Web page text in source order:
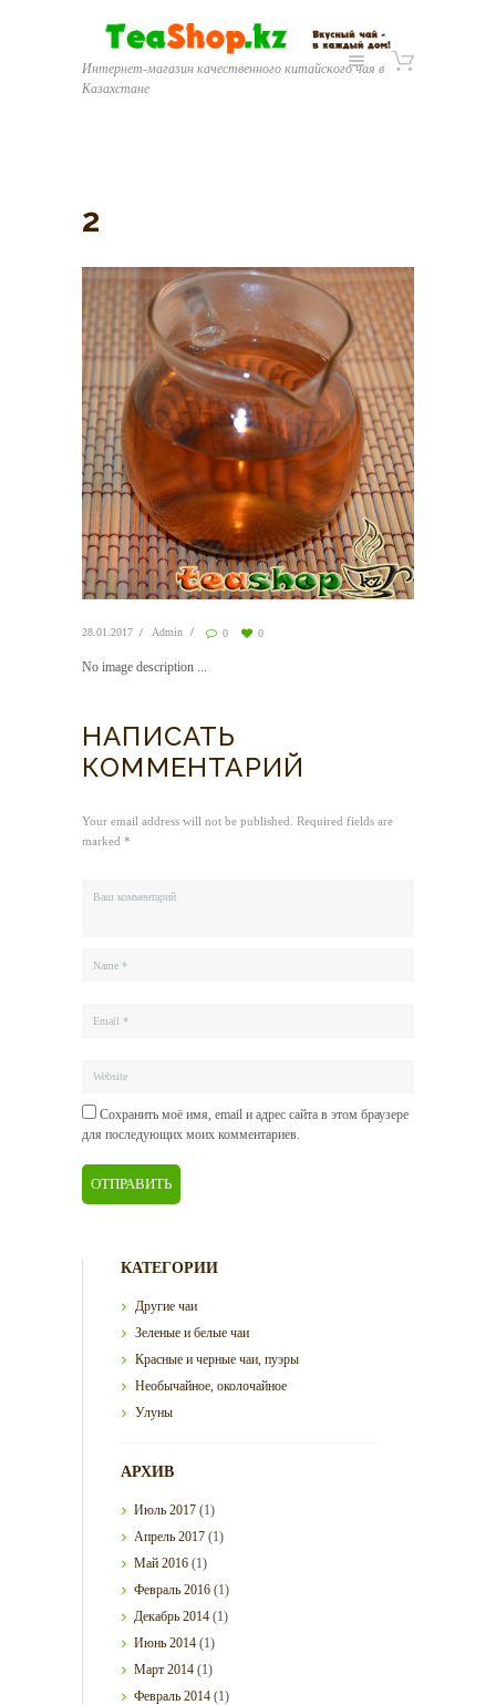
Интернет-магазин качественного китайского чая в
Казахстане
2
28.01.2017 Admin 0 0
No image description ...
НАПИСАТЬ
КОММЕНТАРИЙ
Your email address will not be published. Required fields are
marked *
Сохранить моё имя, email и адрес сайта в этом браузере
для последующих моих комментариев.
КАТЕГОРИИ
Другие чаи
Зеленые и белые чаи
Красные и черные чаи, пуэры
Необычайное, околочайное
Улуны
АРХИВ
Июль2017 (1)
Апрель2017 (1)
Май2016 (1)
Февраль2016 (1)
Декабрь2014 (1)
Июнь2014 (1)
Март2014 (1)
Февраль2014 (1)